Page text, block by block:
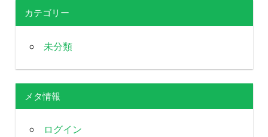
カテゴリー
未分類
メタ情報
ログイン